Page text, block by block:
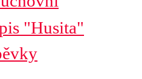
"Husita"